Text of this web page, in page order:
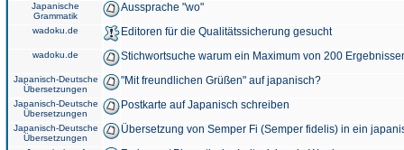
Japanische
Grammatik
Aussprache "wo"
wadoku.de Editoren für die Qualitätssicherung gesucht
wadoku.de Stichwortsuche warum ein Maximum von 200
Japanisch-Deutsche
Übersetzungen
"Mit freundlichen Grüßen" auf japanisch?
Japanisch-Deutsche
Übersetzungen
Postkarte auf Japanisch schreiben
Japanisch-Deutsche
Übersetzungen
Übersetzung von Semper Fi (Semper fidelis) in ein